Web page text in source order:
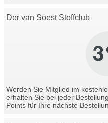
Der van Soest Stoffclub
Werden Sie Mitglied im
erhalten Sie bei jeder
Points für Ihre nächste